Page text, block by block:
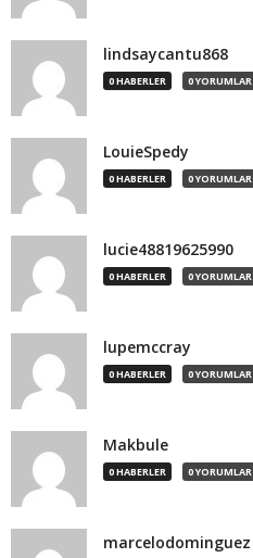
lindsaycantu868
0 HABERLER 0 YORUMLAR
LouieSpedy
0 HABERLER 0 YORUMLAR
lucie48819625990
0 HABERLER 0 YORUMLAR
lupemccray
0 HABERLER 0 YORUMLAR
Makbule
0 HABERLER 0 YORUMLAR
marcelodominguez